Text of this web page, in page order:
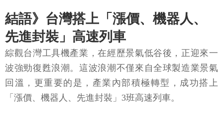
結語》台灣搭上「漲價、機器人、
先進封裝」高速列車
綜觀台灣工具機產業，在經歷景氣低谷後，正迎來一
波強勁復甦浪潮。這波浪潮不僅來自全球製造業景氣
回溫，更重要的是，產業內部積極轉型，成功搭上
「漲價、機器人、先進封裝」3班高速列車。